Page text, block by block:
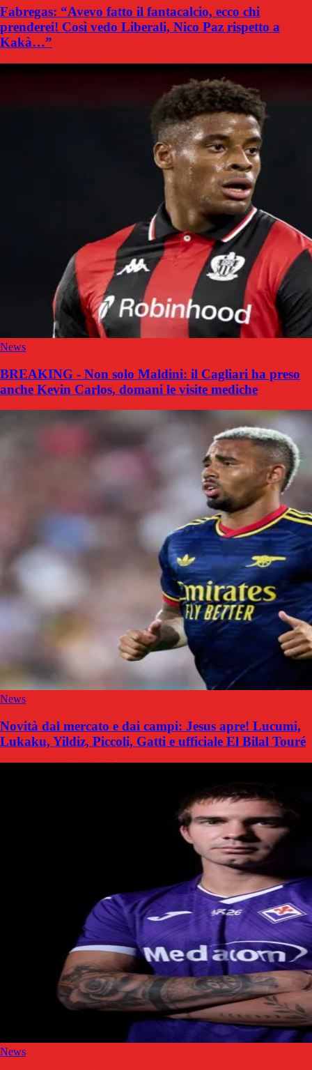
Fabregas: “Avevo fatto il fantacalcio, ecco chi
prenderei! Così vedo Liberali, Nico Paz rispetto a
Kakà…”
News
BREAKING - Non solo Maldini: il Cagliari ha preso
anche Kevin Carlos, domani le visite mediche
News
Novità dal mercato e dai campi: Jesus apre! Lucumi,
Lukaku, Yildiz, Piccoli, Gatti e ufficiale El Bilal Touré
News